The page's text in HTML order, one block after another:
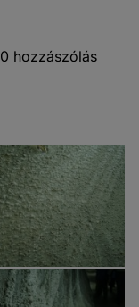
0 hozzászólás